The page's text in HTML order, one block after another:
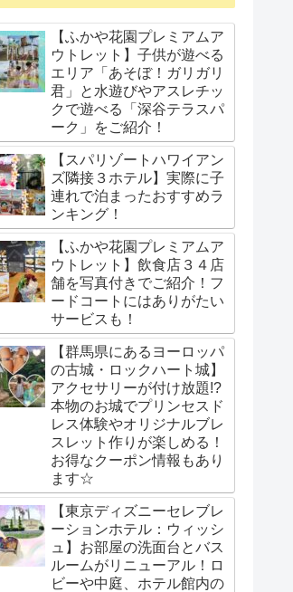
【ふかや花園プレミアムア
ウトレット】子供が遊べる
エリア「あそぼ！ガリガリ
君」と水遊びやアスレチッ
クで遊べる「深谷テラスパ
ーク」をご紹介！
【スパリゾートハワイアン
ズ隣接３ホテル】実際に子
連れで泊まったおすすめラ
ンキング！
【ふかや花園プレミアムア
ウトレット】飲食店３４店
舗を写真付きでご紹介！フ
ードコートにはありがたい
サービスも！
【群馬県にあるヨーロッパ
の古城・ロックハート城】
アクセサリーが付け放題!?
本物のお城でプリンセスド
レス体験やオリジナルブレ
スレット作りが楽しめる！
お得なクーポン情報もあり
ます☆
【東京ディズニーセレブレ
ーションホテル：ウィッシ
ュ】お部屋の洗面台とバス
ルームがリニューアル！ロ
ビーや中庭、ホテル館内の